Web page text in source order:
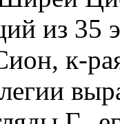
из 35
к-